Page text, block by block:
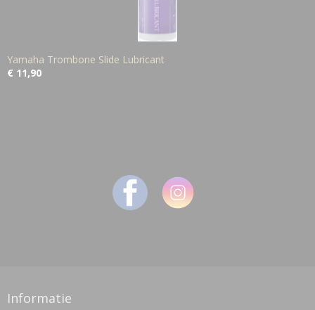
Yamaha Trombone Slide Lubricant
€ 11,90
Informatie